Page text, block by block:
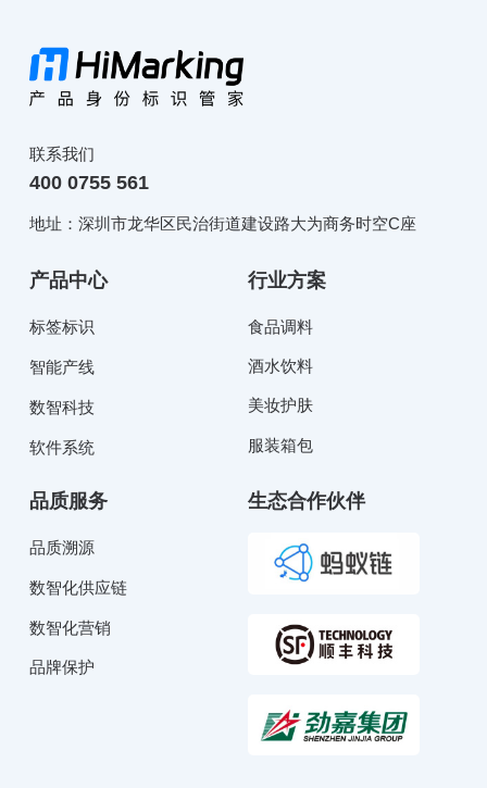
联系我们
400 0755 561
地址：深圳市龙华区民治街道建设路大为商务时空C座
产品中心
标签标识
智能产线
数智科技
软件系统
行业方案
食品调料
酒水饮料
美妆护肤
服装箱包
品质服务
品质溯源
数智化供应链
数智化营销
品牌保护
生态合作伙伴